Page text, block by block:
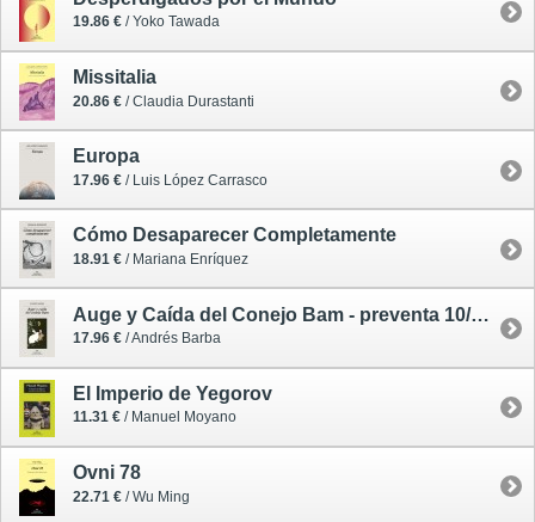
19.86 € / Yoko Tawada
Missitalia
20.86 € / Claudia Durastanti
Europa
17.96 € / Luis López Carrasco
Cómo Desaparecer Completamente
18.91 € / Mariana Enríquez
Auge y Caída del Conejo Bam - preventa 10/09/25
17.96 € / Andrés Barba
El Imperio de Yegorov
11.31 € / Manuel Moyano
Ovni 78
22.71 € / Wu Ming